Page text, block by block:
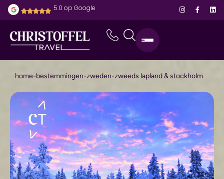
5.0 op Google
home-bestemmingen-zweden-zweeds lapland & stockholm